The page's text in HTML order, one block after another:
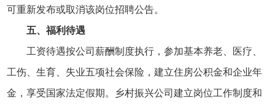
可重新发布或取消该岗位招聘公告。
五、福利待遇
工资待遇按公司薪酬制度执行，参加基本养老、医疗、
工伤、生育、失业五项社会保险，建立住房公积金和企业年
金，享受国家法定假期。乡村振兴公司建立岗位工作制度和